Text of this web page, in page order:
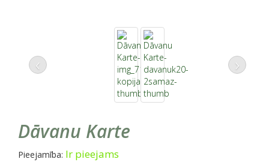
‹ ›
Dāvanu Karte
Pieejamība: Ir pieejams